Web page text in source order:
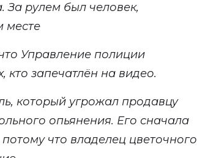
. За рулем был человек,
месте
Управление полиции
кто запечатлён на видео.
который угрожал продавцу
опьянения. Его сначала
что владелец цветочного